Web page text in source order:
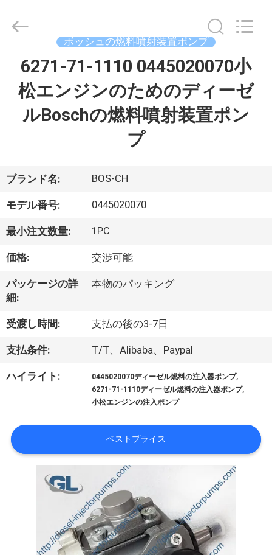
ビ
デ
オ
わ
た
し
つ
Copyright
Dongguan
Guanlian
Hardware
ボッシュの燃料噴射装置ポンプ
6271-71-1110 0445020070小
松エンジンのためのディーゼ
ルBoschの燃料噴射装置ポン
プ
ブランド名: BOS-CH
モデル番号: 0445020070
最小注文数量: 1PC
価格: 交渉可能
パッケージの詳
細:
本物のパッキング
受渡し時間: 支払の後の3-7日
支払条件: T/T、Alibaba、Paypal
ハイライト: 0445020070ディーゼル燃料の注入器ポンプ,
6271-71-1110ディーゼル燃料の注入器ポンプ,
小松エンジンの注入ポンプ
ベストプライス